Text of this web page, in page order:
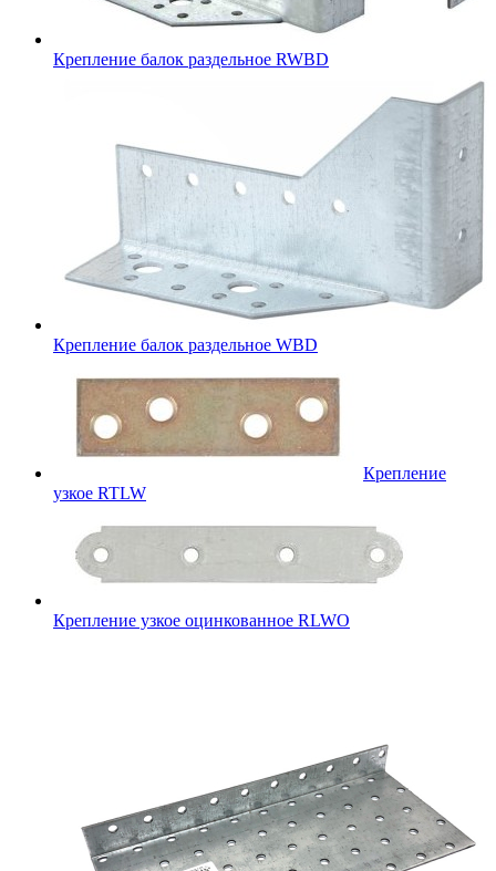
Крепление балок раздельное RWBD
Крепление балок раздельное WBD
Крепление
узкое RTLW
Крепление узкое оцинкованное RLWO